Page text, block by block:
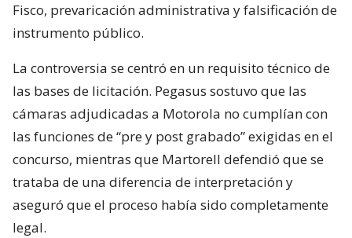
Fisco, prevaricación administrativa y falsificación de
instrumento público.
La controversia se centró en un requisito técnico de
las bases de licitación. Pegasus sostuvo que las
cámaras adjudicadas a Motorola no cumplían con
las funciones de “pre y post grabado” exigidas en el
concurso, mientras que Martorell defendió que se
trataba de una diferencia de interpretación y
aseguró que el proceso había sido completamente
legal.